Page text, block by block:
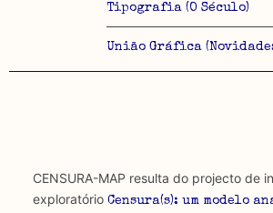
Tipografia (O Século)
União Gráfica
CENSURA-MAP resulta do projecto de
exploratório Censura(s): um modelo